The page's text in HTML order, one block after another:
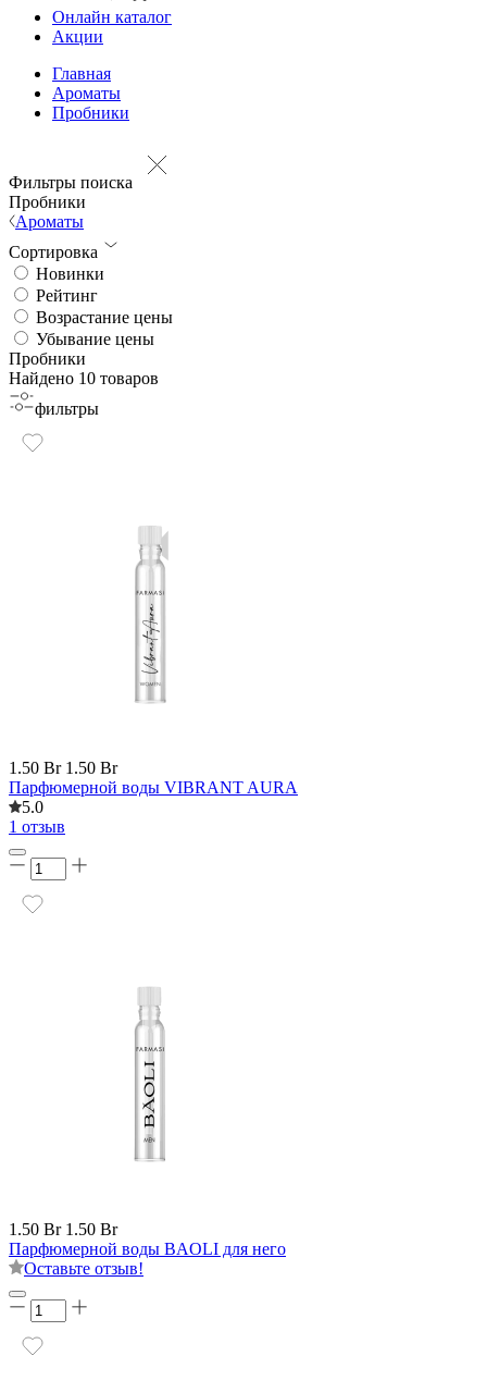
Онлайн каталог
Акции
Главная
Ароматы
Пробники
Фильтры поиска
Пробники
Ароматы
Сортировка
Новинки
Рейтинг
Возрастание цены
Убывание цены
Пробники
Найдено 10 товаров
фильтры
1.50 Br 1.50 Br
Парфюмерной воды VIBRANT AURA
5.0
1 отзыв
1.50 Br 1.50 Br
Парфюмерной воды BAOLI для него
Оставьте отзыв!